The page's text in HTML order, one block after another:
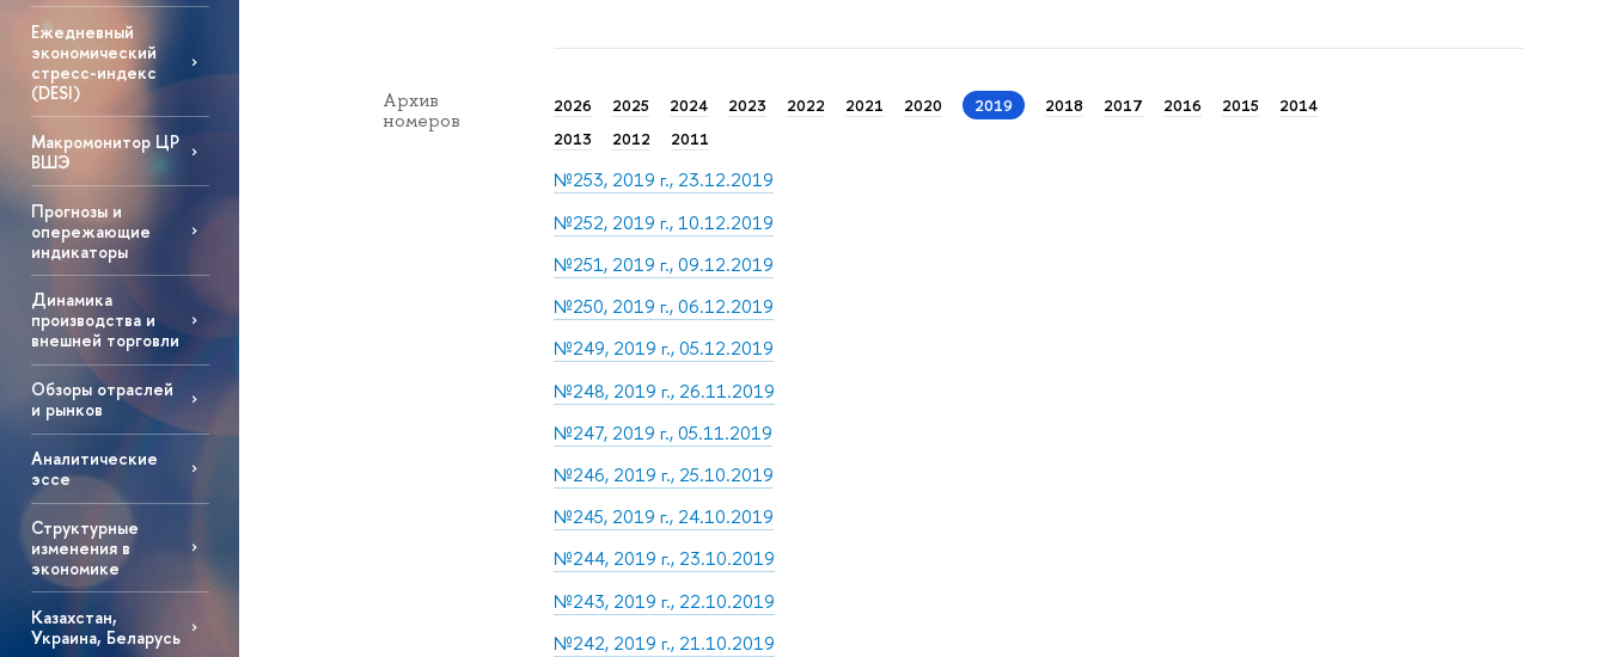
Ежедневный
экономический
стресс-индекс
(DESI)
Макромонитор ЦР
ВШЭ
Прогнозы и
опережающие
индикаторы
Динамика
производства и
внешней торговли
Обзоры отраслей
и рынков
Аналитические
эссе
Структурные
изменения в
экономике
Казахстан,
Украина, Беларусь
Архив
номеров
2026 2025 2024 2023 2022 2021 2020 2019 2018 2017 2016 2015
2014
2013
2012 2011
№253, 2019 г., 23.12.2019
№252, 2019 г., 10.12.2019
№251, 2019 г., 09.12.2019
№250, 2019 г., 06.12.2019
№249, 2019 г., 05.12.2019
№248, 2019 г., 26.11.2019
№247, 2019 г., 05.11.2019
№246, 2019 г., 25.10.2019
№245, 2019 г., 24.10.2019
№244, 2019 г., 23.10.2019
№243, 2019 г., 22.10.2019
№242, 2019 г., 21.10.2019